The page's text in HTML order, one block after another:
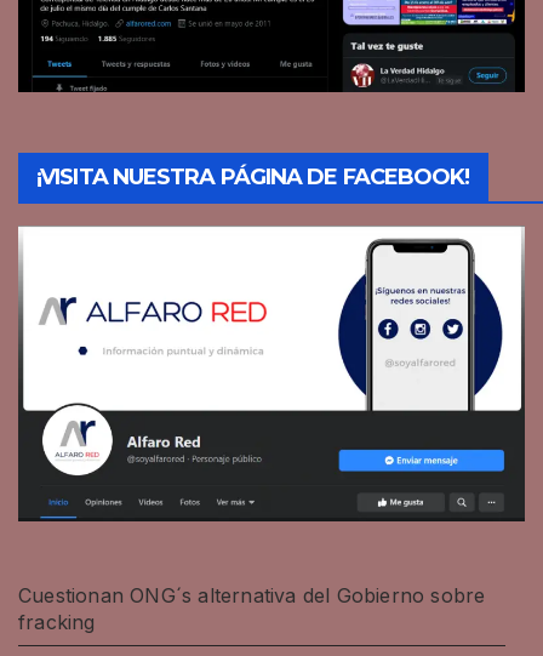
¡VISITA NUESTRA PÁGINA DE FACEBOOK!
Cuestionan ONG´s alternativa del Gobierno sobre
fracking